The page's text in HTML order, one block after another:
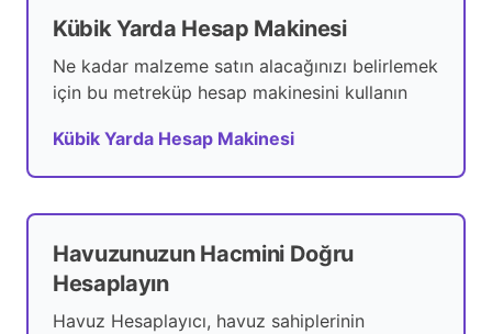
Kübik Yarda Hesap Makinesi
Ne kadar malzeme satın alacağınızı belirlemek
için bu metreküp hesap makinesini kullanın
Kübik Yarda Hesap Makinesi
Havuzunuzun Hacmini Doğru
Hesaplayın
Havuz Hesaplayıcı, havuz sahiplerinin